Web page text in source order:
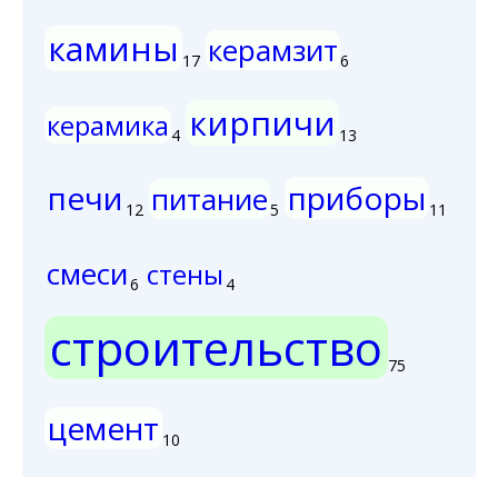
камины 17 керамзит6
керамика 4 кирпичи 13
печи 12 питание5 приборы 11
смеси6 стены 4
строительство 75
цемент 10